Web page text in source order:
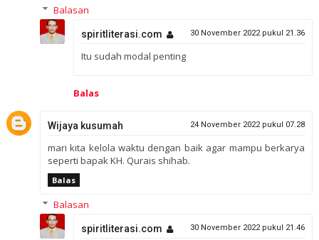
Balasan
spiritliterasi.com 30 November 2022 pukul 21.36
Itu sudah modal penting
Balas
Wijaya kusumah 24 November 2022 pukul 07.28
mari kita kelola waktu dengan baik agar mampu berkarya
seperti bapak KH. Qurais shihab.
Balas
Balasan
spiritliterasi.com 30 November 2022 pukul 21.46